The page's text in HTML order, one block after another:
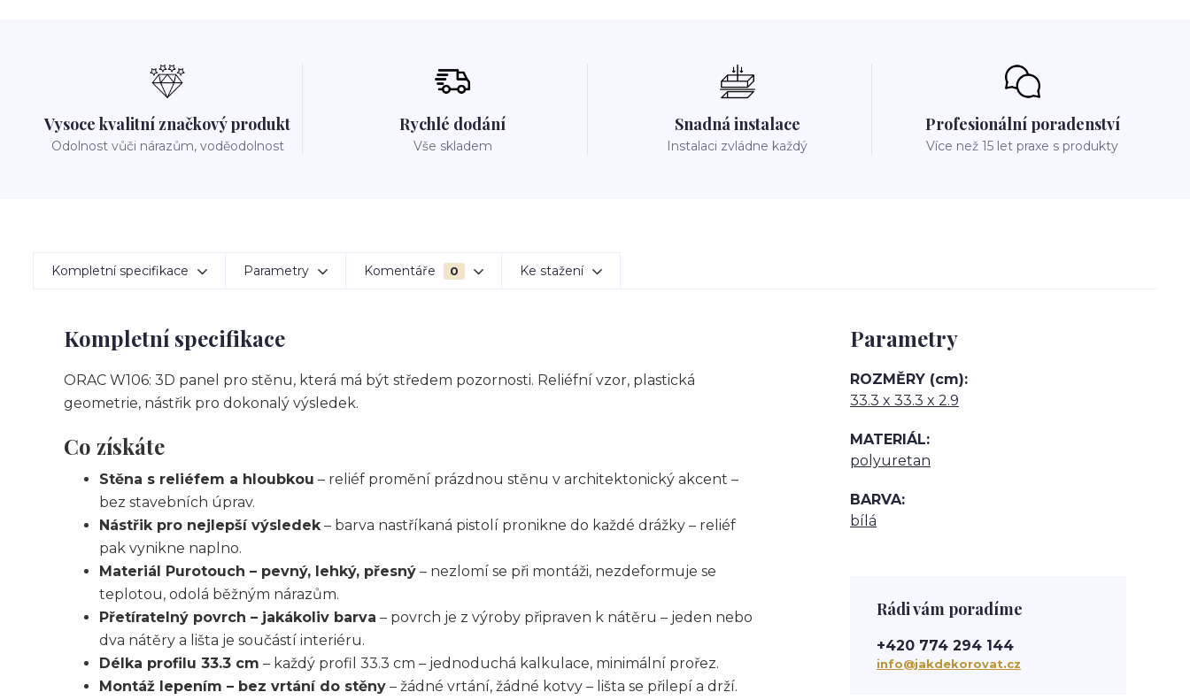
Vysoce kvalitní značkový produkt
Odolnost vůči nárazům, voděodolnost
Rychlé dodání
Vše skladem
Snadná instalace
Instalaci zvládne každý
Profesionální poradenství
Více než 15 let praxe s produkty
Kompletní specifikace Parametry Komentáře 0 Ke stažení
Kompletní specifikace
ORAC W106: 3D panel pro stěnu, která má být středem pozornosti. Reliéfní vzor, plastická
geometrie, nástřik pro dokonalý výsledek.
Co získáte
Stěna s reliéfem a hloubkou – reliéf promění prázdnou stěnu v architektonický akcent –
bez stavebních úprav.
Nástřik pro nejlepší výsledek– barva nastříkaná pistolí pronikne do každé drážky – reliéf
pak vynikne naplno.
Materiál Purotouch – pevný, lehký, přesný – nezlomí se při montáži, nezdeformuje se
teplotou, odolá běžným nárazům.
Přetíratelný povrch – jakákoliv barva – povrch je z výroby připraven k nátěru – jeden nebo
dva nátěry a lišta je součástí interiéru.
Délka profilu 33.3 cm – každý profil 33.3 cm – jednoduchá kalkulace, minimální prořez.
Montáž lepením – bez vrtání do stěny – žádné vrtání, žádné kotvy – lišta se přilepí a drží.
Parametry
ROZMĚRY (cm)
33.3 x 33.3 x 2.9
MATERIÁL
polyuretan
BARVA
bílá
Rádi vám poradíme
+420 774 294 144
info@jakdekorovat.cz